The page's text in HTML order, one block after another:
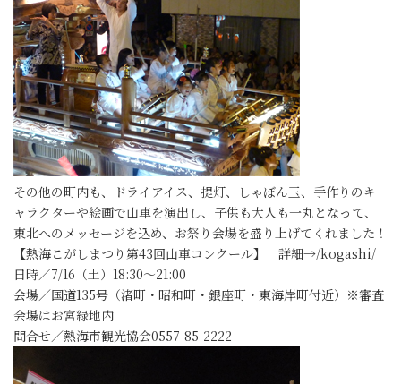
その他の町内も、ドライアイス、提灯、しゃぼん玉、手作りのキ
ャラクターや絵画で山車を演出し、子供も大人も一丸となって、
東北へのメッセージを込め、お祭り会場を盛り上げてくれました！
【熱海こがしまつり第43回山車コンクール】 詳細→/kogashi/
日時／7/16（土）18:30～21:00
会場／国道135号（渚町・昭和町・銀座町・東海岸町付近）※審査
会場はお宮緑地内
問合せ／熱海市観光協会0557-85-2222